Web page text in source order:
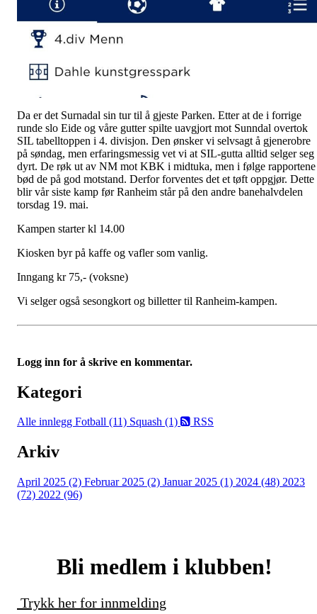
Da er det Surnadal sin tur til å gjeste Parken. Etter at de i forrige
runde slo Eide og våre gutter spilte uavgjort mot Sunndal overtok
SIL tabelltoppen i 4. divisjon. Den ønsker vi selvsagt å gjenerobre
på søndag, men erfaringsmessig vet vi at SIL-gutta alltid selger seg
dyrt. De røk ut av NM mot KBK i midtuka, men i følge rapportene
bød de på god motstand. Derfor forventes det et tøft oppgjør. Dette
blir vår siste kamp før Ranheim står på den andre banehalvdelen
torsdag 19. mai.
Kampen starter kl 14.00
Kiosken byr på kaffe og vafler som vanlig.
Inngang kr 75,- (voksne)
Vi selger også sesongkort og billetter til Ranheim-kampen.
Logg inn for å skrive en kommentar.
Kategori
Alle innlegg Fotball (11) Squash (1) RSS
Arkiv
April 2025 (2) Februar 2025 (2) Januar 2025 (1) 2024 (48) 2023
(72) 2022 (96)
Bli medlem i klubben!
Trykk her for innmelding